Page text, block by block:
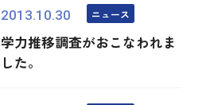
2013.10.30 ニュース
学力推移調査がおこなわれま
した。